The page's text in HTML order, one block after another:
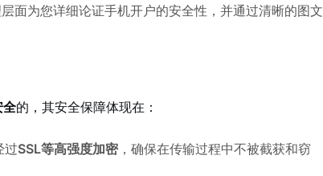
面为您详细论证手机开户的安全性，并通过清晰的图文
全的，其安全保障体现在：
过SSL等高强度加密，确保在传输过程中不被截获和窃